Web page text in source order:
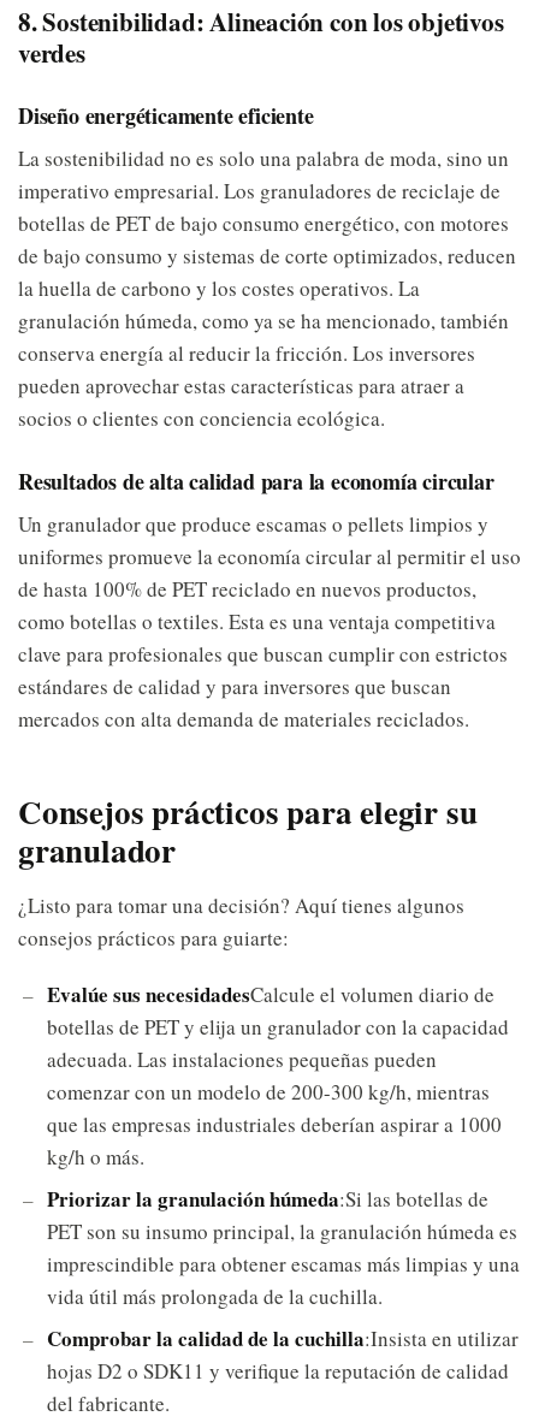
8. Sostenibilidad: Alineación con los objetivos
verdes
Diseño energéticamente eficiente
La sostenibilidad no es solo una palabra de moda, sino un
imperativo empresarial. Los granuladores de reciclaje de
botellas de PET de bajo consumo energético, con motores
de bajo consumo y sistemas de corte optimizados, reducen
la huella de carbono y los costes operativos. La
granulación húmeda, como ya se ha mencionado, también
conserva energía al reducir la fricción. Los inversores
pueden aprovechar estas características para atraer a
socios o clientes con conciencia ecológica.
Resultados de alta calidad para la economía circular
Un granulador que produce escamas o pellets limpios y
uniformes promueve la economía circular al permitir el uso
de hasta 100% de PET reciclado en nuevos productos,
como botellas o textiles. Esta es una ventaja competitiva
clave para profesionales que buscan cumplir con estrictos
estándares de calidad y para inversores que buscan
mercados con alta demanda de materiales reciclados.
Consejos prácticos para elegir su
granulador
¿Listo para tomar una decisión? Aquí tienes algunos
consejos prácticos para guiarte:
Evalúe sus necesidadesCalcule el volumen diario de
botellas de PET y elija un granulador con la capacidad
adecuada. Las instalaciones pequeñas pueden
comenzar con un modelo de 200-300 kg/h, mientras
que las empresas industriales deberían aspirar a 1000
kg/h o más.
Priorizar la granulación húmeda:Si las botellas de
PET son su insumo principal, la granulación húmeda es
imprescindible para obtener escamas más limpias y una
vida útil más prolongada de la cuchilla.
Comprobar la calidad de la cuchilla:Insista en utilizar
hojas D2 o SDK11 y verifique la reputación de calidad
del fabricante.